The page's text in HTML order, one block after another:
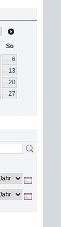
So
6
13
20
27